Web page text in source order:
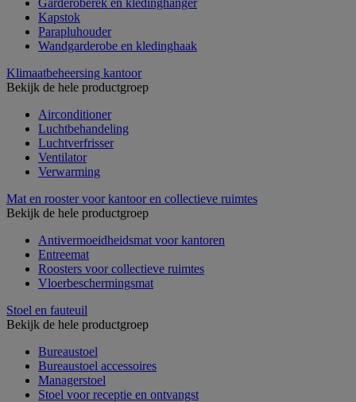
Kapstok
Parapluhouder
Wandgarderobe en kledinghaak
Klimaatbeheersing kantoor
Bekijk de hele productgroep
Airconditioner
Luchtbehandeling
Luchtverfrisser
Ventilator
Verwarming
Mat en rooster voor kantoor en collectieve ruimtes
Bekijk de hele productgroep
Antivermoeidheidsmat voor kantoren
Entreemat
Roosters voor collectieve ruimtes
Vloerbeschermingsmat
Stoel en fauteuil
Bekijk de hele productgroep
Bureaustoel
Bureaustoel accessoires
Managerstoel
Stoel voor receptie en ontvangst